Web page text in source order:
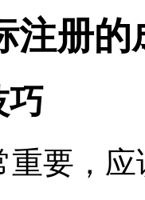
注册的
巧
重要，